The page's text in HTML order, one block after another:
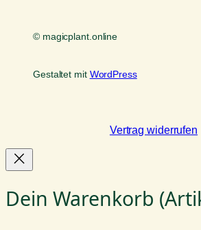
© magicplant.online
Gestaltet mit WordPress
Vertrag widerrufen
Dein Warenkorb